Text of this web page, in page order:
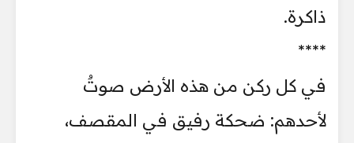
ذاكرة.
****
في كل ركن من هذه الأرض صوتٌ
لأحدهم: ضحكة رفيق في المقصف،